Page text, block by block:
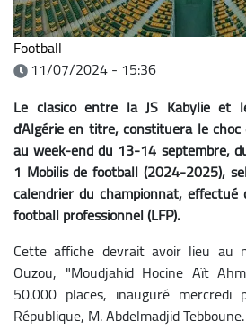
Football
11/07/2024 - 15:36
Le clasico entre la JS Kabylie et
d'Algérie en titre, constituera le
au week-end du 13-14 septembre,
1 Mobilis de football (2024-2025),
calendrier du championnat,
football professionnel (LFP).
Cette affiche devrait avoir lieu au
Ouzou, "Moudjahid Hocine Aït
50.000 places, inauguré
République, M. Abdelmadjid Tebboune.